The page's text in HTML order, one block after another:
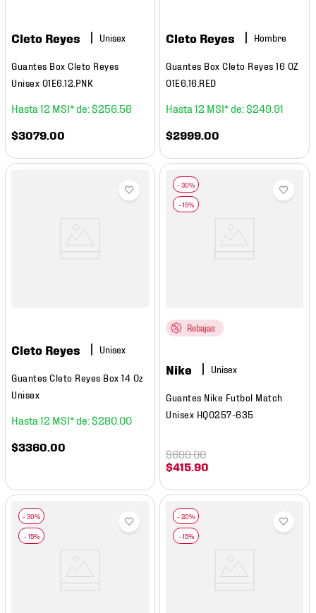
Cleto Reyes
Guantes Box Cleto Reyes
Unisex 01E6.12.PNK
12 $256 58
$3079 .00
Cleto Reyes Hombre
Guantes Box Cleto Reyes 16 OZ
01E6.16.RED
12 $249 91
$2999 .00
Cleto Reyes
Guantes Cleto Reyes Box 14 Oz
Unisex
12 $280 00
$3360 .00
Rebajas
Nike
Guantes Nike Futbol Match
Unisex HQ0257-635
$415 .90
$699.00